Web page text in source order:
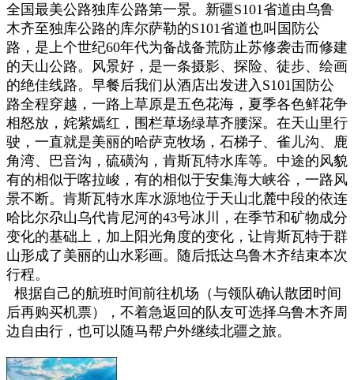
全国最美公路独库公路第一景。新疆S101省道由乌鲁
木齐至独库公路的库尔萨勒的S101省道也叫国防公
路，是上个世纪60年代为备战备荒防止苏修袭击而修建
的天山公路。风景好，是一条摄影、探险、徒步、绘画
的绝佳线路。早餐后我们从酒店出发进入S101国防公
路全程穿越，一路上草原是五色花海，夏季各色鲜花争
相怒放，姹紫嫣红，围栏草场绿草齐腰深。在天山里行
驶，一直就是美丽的哈萨克牧场，石梯子、雀儿沟、鹿
角湾、巴音沟，硫磺沟，肯斯瓦特水库等。中途的风貌
有的相似于喀拉峻，有的相似于安集海大峡谷，一路风
景不断。肯斯瓦特水库水源地位于天山北麓中段的依连
哈比尔尕山乌代肯尼河的43号冰川，在季节和矿物成分
变化的基础上，加上阳光角度的变化，让肯斯瓦特于群
山形成了美丽的山水彩画。随后抵达乌鲁木齐结束本次
行程。
根据自己的航班时间前往机场（与领队确认散团时间
后再购买机票），不着急返回的队友可选择乌鲁木齐周
边自由行 ，也可以随马帮户外继续北疆之旅。